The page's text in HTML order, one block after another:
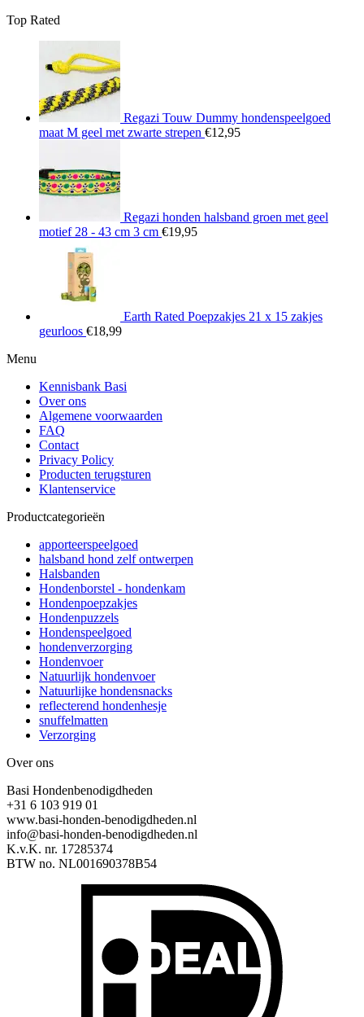
Top Rated
Regazi Touw Dummy hondenspeelgoed
maat M geel met zwarte strepen €12,95
Regazi honden halsband groen met geel
motief 28 - 43 cm 3 cm €19,95
Earth Rated Poepzakjes 21 x 15 zakjes
geurloos €18,99
Menu
Kennisbank Basi
Over ons
Algemene voorwaarden
FAQ
Contact
Privacy Policy
Producten terugsturen
Klantenservice
Productcategorieën
apporteerspeelgoed
halsband hond zelf ontwerpen
Halsbanden
Hondenborstel - hondenkam
Hondenpoepzakjes
Hondenpuzzels
Hondenspeelgoed
hondenverzorging
Hondenvoer
Natuurlijk hondenvoer
Natuurlijke hondensnacks
reflecterend hondenhesje
snuffelmatten
Verzorging
Over ons
Basi Hondenbenodigdheden
+31 6 103 919 01
www.basi-honden-benodigdheden.nl
info@basi-honden-benodigdheden.nl
K.v.K. nr. 17285374
BTW no. NL001690378B54